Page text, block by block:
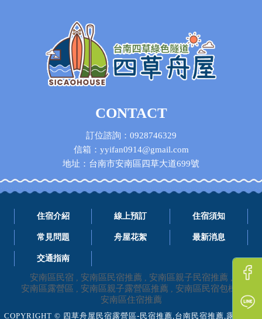
CONTACT
訂位諮詢：0928746329
信箱：yyifan0914@gmail.com
地址：台南市安南區四草大道699號
住宿介紹 線上預訂 住宿須知
常見問題 舟屋花絮 最新消息
交通指南
安南區民宿 安南區民宿推薦
安南區親子民宿推薦
安南區露營區
安南區親子露營區推薦
安南區民宿包棟
安南區住宿推薦
COPYRIGHT © 四草舟屋民宿露營區-民宿推薦,台南民宿推薦,露營區推